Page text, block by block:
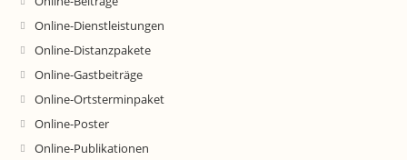
Online-Dienstleistungen
Online-Distanzpakete
Online-Gastbeiträge
Online-Ortsterminpaket
Online-Poster
Online-Publikationen